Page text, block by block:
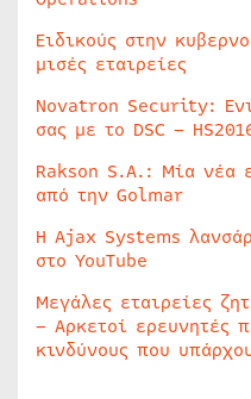
Ειδικούς στην
μισές εταιρείες
Novatron Security:
σας με το DSC –
Rakson S.A.: Μία νέα
από την Golmar
Η Ajax Systems
στο YouTube
Μεγάλες εταιρείες
– Αρκετοί ερευνητές
κινδύνους που